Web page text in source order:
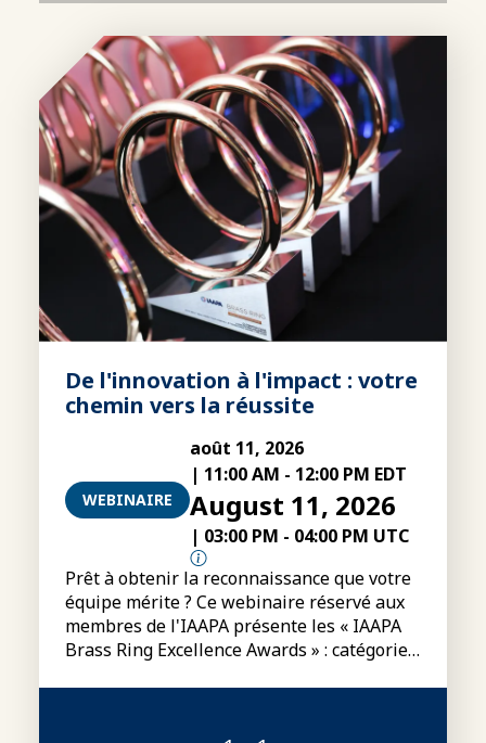
De l'innovation à l'impact : votre
chemin vers la réussite
WEBINAIRE
août 11, 2026
| 11:00 AM - 12:00 PM EDT
August 11, 2026
| 03:00 PM - 04:00 PM UTC
Prêt à obtenir la reconnaissance que votre
équipe mérite ? Ce webinaire réservé aux
membres de l'IAAPA présente les « IAAPA
Brass Ring Excellence Awards » : catégories,